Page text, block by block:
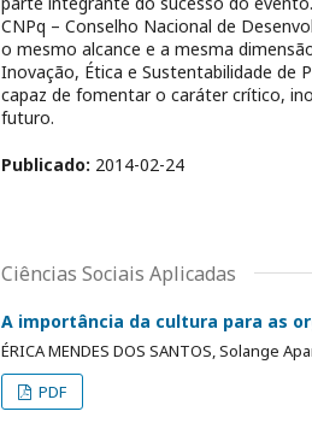
CNPq – Conselho Nacional de
o mesmo alcance e a mesma
Inovação, Ética e Sustentabilidade de
capaz de fomentar o caráter crítico,
futuro.
Publicado: 2014-02-24
Ciências Sociais Aplicadas
A importância da cultura para as
ÉRICA MENDES DOS SANTOS, Solange
PDF